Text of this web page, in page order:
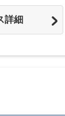
詳細